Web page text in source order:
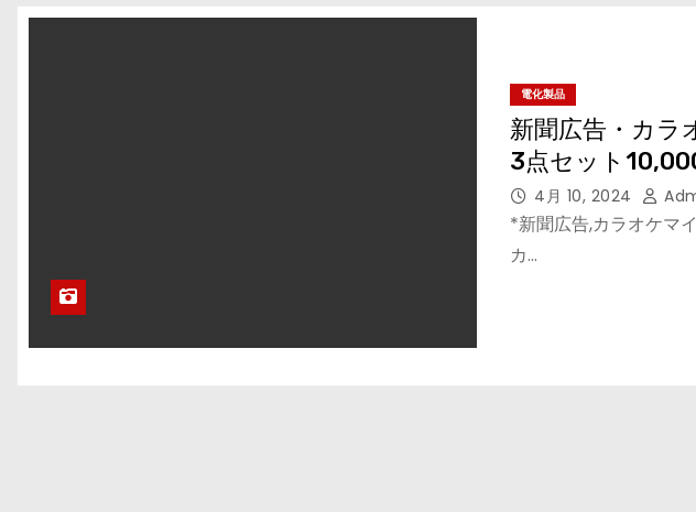
電化製品
新聞広告・カラ
3点セット
4月 10, 2024
*新聞広告,カラオケマ
カ…